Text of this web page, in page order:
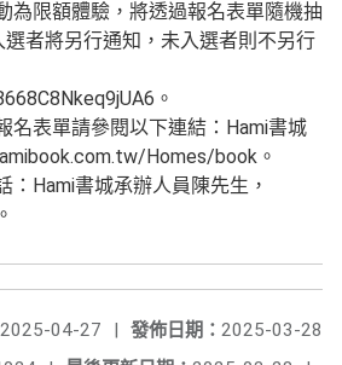
為限額體驗，將透過報名表單隨機抽
者將另行通知，未入選者則不另行
。
名表單請參閱以下連結：Hami書城
Homes/book。
：Hami書城承辦人員陳先生，
發佈日期： 2025-03-28
2025-04-27
|